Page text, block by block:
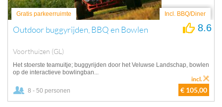
Gratis parkeerruimte Incl. BBQ/Diner
Outdoor buggyrijden, BBQ en Bowlen
Voorthuizen (GL)
8.6
Het stoerste teamuitje; buggyrijden door het Veluwse Landschap, bowlen
op de interactieve bowlingban...
8 - 50 personen € 105,00
incl.